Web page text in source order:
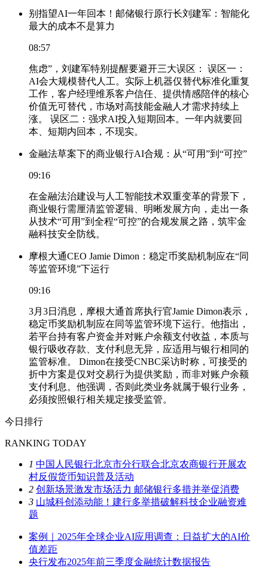
别指望AI一年回本！邮储银行原行长刘建军：智能化
最大的成本不是算力
08:57
焦虑”，刘建军特别提醒要避开三大误区： 误区一：
AI会大规模替代人工。实际上机器仅替代标准化重复
工作，客户经理维系客户信任、提供情感陪伴的核心
价值无可替代，市场对高技能金融人才需求持续上
涨。 误区二：强求AI投入短期回本。一年内就要回
本、短期内回本，不现实。
金融法草案下的商业银行AI合规：从“可用”到“可控”
09:16
在金融法治建设与人工智能技术双重变革的背景下，
商业银行需厘清监管逻辑、明晰发展方向，走出一条
从技术“可用”到全程“可控”的合规发展之路，筑牢金
融科技安全防线。
摩根大通CEO Jamie Dimon：稳定币奖励机制应在“同
等监管环境”下运行
09:16
3月3日消息，摩根大通首席执行官Jamie Dimon表示，
稳定币奖励机制应在同等监管环境下运行。他指出，
若平台持有客户资金并对账户余额支付收益，本质与
银行吸收存款、支付利息无异，应适用与银行相同的
监管标准。 Dimon在接受CNBC采访时称，可接受的
折中方案是仅对交易行为提供奖励，而非对账户余额
支付利息。他强调，否则此类业务就属于银行业务，
必须按照银行相关规定接受监管。
今日排行
RANKING TODAY
1 中国人民银行北京市分行联合北京农商银行开展农
村反假货币知识普及活动
2 创新场景激发市场活力 邮储银行多措并举促消费
3 山城科创添动能！建行多举措破解科技企业融资难
题
案例｜2025年全球企业AI应用调查：日益扩大的AI价
值差距
央行发布2025年前三季度金融统计数据报告